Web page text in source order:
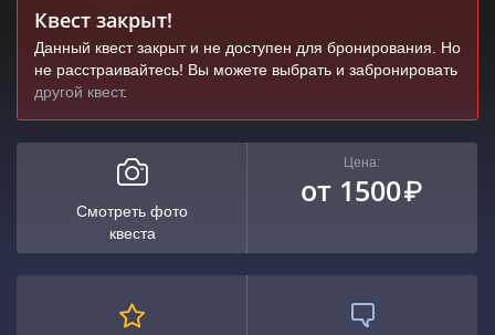
Квест закрыт!
Данный квест закрыт и не доступен для бронирования. Но
не расстраивайтесь! Вы можете выбрать и забронировать
другой квест.
Смотреть фото
квеста
Цена:
от 1500₽